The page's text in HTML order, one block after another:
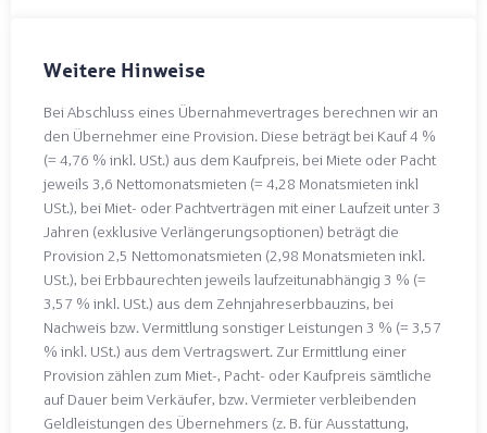
Weitere Hinweise
Bei Abschluss eines Übernahmevertrages berechnen wir an
den Übernehmer eine Provision. Diese beträgt bei Kauf 4 %
(= 4,76 % inkl. USt.) aus dem Kaufpreis, bei Miete oder Pacht
jeweils 3,6 Nettomonatsmieten (= 4,28 Monatsmieten inkl
USt.), bei Miet- oder Pachtverträgen mit einer Laufzeit unter 3
Jahren (exklusive Verlängerungsoptionen) beträgt die
Provision 2,5 Nettomonatsmieten (2,98 Monatsmieten inkl.
USt.), bei Erbbaurechten jeweils laufzeitunabhängig 3 % (=
3,57 % inkl. USt.) aus dem Zehnjahreserbbauzins, bei
Nachweis bzw. Vermittlung sonstiger Leistungen 3 % (= 3,57
% inkl. USt.) aus dem Vertragswert. Zur Ermittlung einer
Provision zählen zum Miet-, Pacht- oder Kaufpreis sämtliche
auf Dauer beim Verkäufer, bzw. Vermieter verbleibenden
Geldleistungen des Übernehmers (z. B. für Ausstattung,